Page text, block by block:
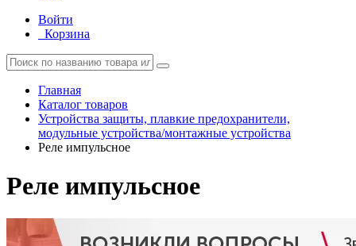
Войти
Корзина
Главная
Каталог товаров
Устройства защиты, плавкие предохранители,
модульные устройства/монтажные устройства
Реле импульсное
Реле импульсное